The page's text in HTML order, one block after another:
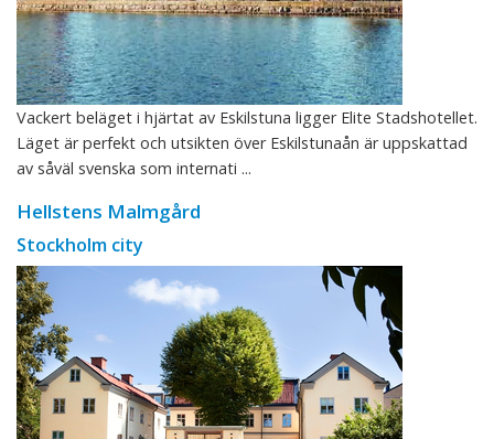
Vackert beläget i hjärtat av Eskilstuna ligger Elite Stadshotellet.
Läget är perfekt och utsikten över Eskilstunaån är uppskattad
av såväl svenska som internati ...
Hellstens Malmgård
Stockholm city